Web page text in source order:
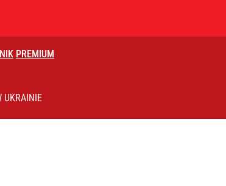
PREMIUM
w Trybunale
UKRAINIE